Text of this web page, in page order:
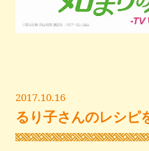
2017.10.16
るり子さんのレシピ